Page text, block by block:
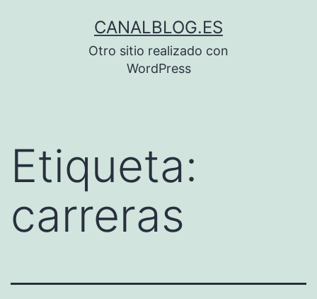
CANALBLOG.ES
Otro sitio realizado con
WordPress
Etiqueta:
carreras